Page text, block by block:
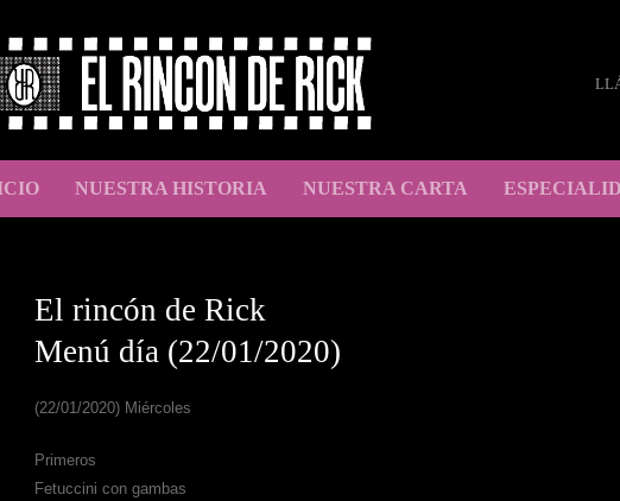
NUESTRA HISTORIA NUESTRA CARTA
El rincón de Rick
Menú día (22/01/2020)
(22/01/2020) Miércoles
Primeros
Fetuccini con gambas